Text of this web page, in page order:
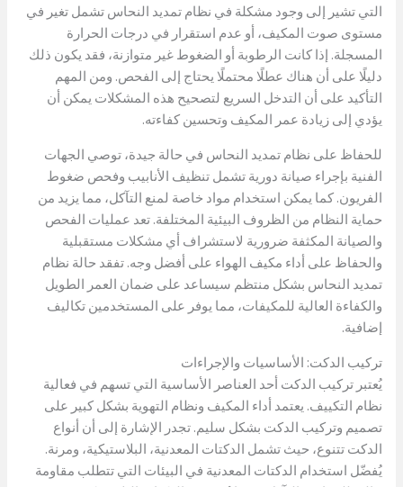
التي تشير إلى وجود مشكلة في نظام تمديد النحاس تشمل تغير في
مستوى صوت المكيف، أو عدم استقرار في درجات الحرارة
المسجلة. إذا كانت الرطوبة أو الضغوط غير متوازنة، فقد يكون ذلك
دليلًا على أن هناك عطلًا محتملًا يحتاج إلى الفحص. ومن المهم
التأكيد على أن التدخل السريع لتصحيح هذه المشكلات يمكن أن
يؤدي إلى زيادة عمر المكيف وتحسين كفاءته.
للحفاظ على نظام تمديد النحاس في حالة جيدة، توصي الجهات
الفنية بإجراء صيانة دورية تشمل تنظيف الأنابيب وفحص ضغوط
الفريون. كما يمكن استخدام مواد خاصة لمنع التآكل، مما يزيد من
حماية النظام من الظروف البيئية المختلفة. تعد عمليات الفحص
والصيانة المكثفة ضرورية لاستشراف أي مشكلات مستقبلية
والحفاظ على أداء مكيف الهواء على أفضل وجه. تفقد حالة نظام
تمديد النحاس بشكل منتظم سيساعد على ضمان العمر الطويل
والكفاءة العالية للمكيفات، مما يوفر على المستخدمين تكاليف
إضافية.
تركيب الدكت: الأساسيات والإجراءات
يُعتبر تركيب الدكت أحد العناصر الأساسية التي تسهم في فعالية
نظام التكييف. يعتمد أداء المكيف ونظام التهوية بشكل كبير على
تصميم وتركيب الدكت بشكل سليم. تجدر الإشارة إلى أن أنواع
الدكت تتنوع، حيث تشمل الدكتات المعدنية، البلاستيكية، ومرنة.
يُفضّل استخدام الدكتات المعدنية في البيئات التي تتطلب مقاومة